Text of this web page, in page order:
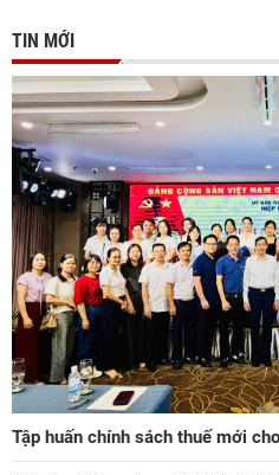
TIN MỚI
Tập huấn chính sách thuế mới